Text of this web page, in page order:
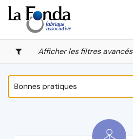
Aller
au
contenu
principal
Afficher les filtres avancés